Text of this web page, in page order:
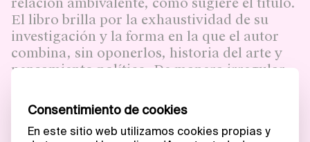
El libro brilla por la exhaustividad de su
investigación y la forma en la que el autor
combina, sin oponerlos, historia del arte y
pensamiento político. De manera irregular
espaciales, a Henri Levebvre y a Kristin
Ross. Tengo el libro Constant.
Babilonia. [La utopía de la ciudad ideal en el